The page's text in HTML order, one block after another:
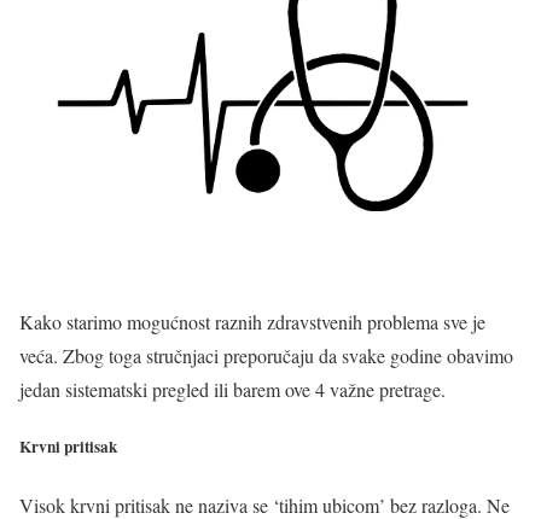
Kako starimo mogućnost raznih zdravstvenih problema sve je
veća. Zbog toga stručnjaci preporučaju da svake godine obavimo
jedan sistematski pregled ili barem ove 4 važne pretrage.
Krvni pritisak
Visok krvni pritisak ne naziva se ‘tihim ubicom’ bez razloga. Ne